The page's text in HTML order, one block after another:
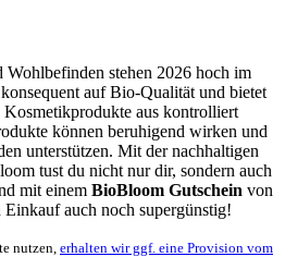
stehen 2026 hoch im
auf Bio-Qualität und bietet
aus kontrolliert
können beruhigend wirken und
unterstützen. Mit der nachhaltigen
tust du nicht nur dir, sondern auch
mit einem BioBloom Gutschein von
auch noch supergünstig!
nutzen, erhalten wir ggf. eine Provision vom